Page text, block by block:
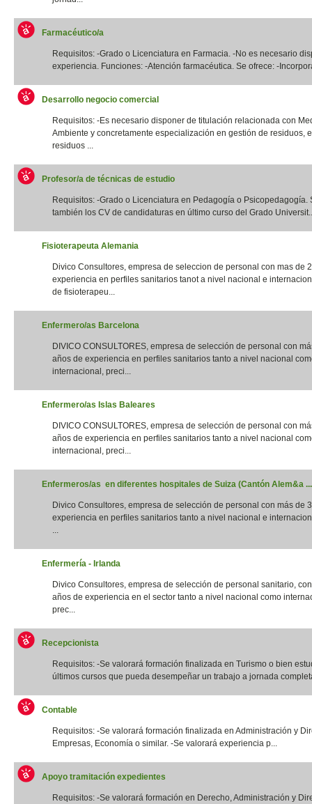
Farmacéutico/a
Requisitos: -Grado o Licenciatura en Farmacia. -No es necesario
experiencia. Funciones: -Atención farmacéutica. Se ofrece: -
Desarrollo negocio comercial
Requisitos: -Es necesario disponer de titulación relacionada con
Ambiente y concretamente especialización en gestión de residuos,
residuos ...
Profesor/a de técnicas de estudio
Requisitos: -Grado o Licenciatura en Pedagogía o Psicopedagogía.
también los CV de candidaturas en último curso del Grado
Fisioterapeuta Alemania
Divico Consultores, empresa de seleccion de personal con mas de
experiencia en perfiles sanitarios tanot a nivel nacional e
de fisioterapeu...
Enfermero/as Barcelona
DIVICO CONSULTORES, empresa de selección de personal con
años de experiencia en perfiles sanitarios tanto a nivel nacional
internacional, preci...
Enfermero/as Islas Baleares
DIVICO CONSULTORES, empresa de selección de personal con
años de experiencia en perfiles sanitarios tanto a nivel nacional
internacional, preci...
Enfermeros/as en diferentes hospitales de Suiza (Cantón Alem&a ...
Divico Consultores, empresa de selección de personal con más de
experiencia en perfiles sanitarios tanto a nivel nacional e
...
Enfermería - Irlanda
Divico Consultores, empresa de selección de personal sanitario,
años de experiencia en el sector tanto a nivel nacional como
prec...
Recepcionista
Requisitos: -Se valorará formación finalizada en Turismo o bien
últimos cursos que pueda desempeñar un trabajo a jornada
Contable
Requisitos: -Se valorará formación finalizada en Administración y
Empresas, Economía o similar. -Se valorará experiencia p...
Apoyo tramitación expedientes
Requisitos: -Se valorará formación en Derecho, Administración y